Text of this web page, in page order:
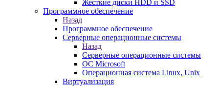
Жесткие диски HDD и SSD
Программное обеспечение
Назад
Программное обеспечение
Серверные операционные системы
Назад
Серверные операционные системы
ОС Microsoft
Операционная система Linux, Unix
Виртуализация